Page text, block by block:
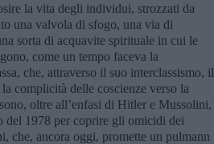
la vita degli individui, strozzati da
una valvola di sfogo, una via di
sorta di acquavite spirituale in cui le
come un tempo faceva la
che, attraverso il suo interclassismo, il
complicità delle coscienze verso la
oltre all’enfasi di Hitler e Mussolini,
del 1978 per coprire gli omicidi dei
che, ancora oggi, promette un pulmann